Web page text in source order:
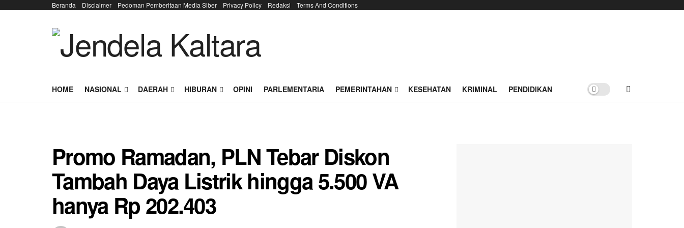
Beranda Disclaimer Pedoman Pemberitaan Media Siber Privacy Policy Redaksi Terms And Conditions
HOME NASIONAL DAERAH HIBURAN OPINI PARLEMENTARIA PEMERINTAHAN KESEHATAN KRIMINAL PENDIDIKAN
Promo Ramadan, PLN Tebar Diskon
Tambah Daya Listrik hingga 5.500 VA
hanya Rp 202.403